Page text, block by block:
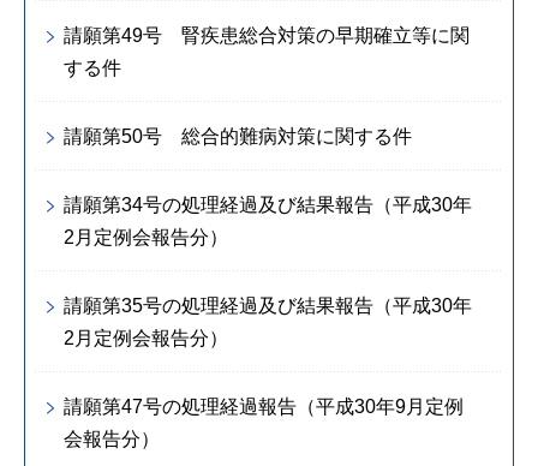
請願第49号 腎疾患総合対策の早期確立等に関
する件
請願第50号 総合的難病対策に関する件
請願第34号の処理経過及び結果報告（平成30年
2月定例会報告分）
請願第35号の処理経過及び結果報告（平成30年
2月定例会報告分）
請願第47号の処理経過報告（平成30年9月定例
会報告分）